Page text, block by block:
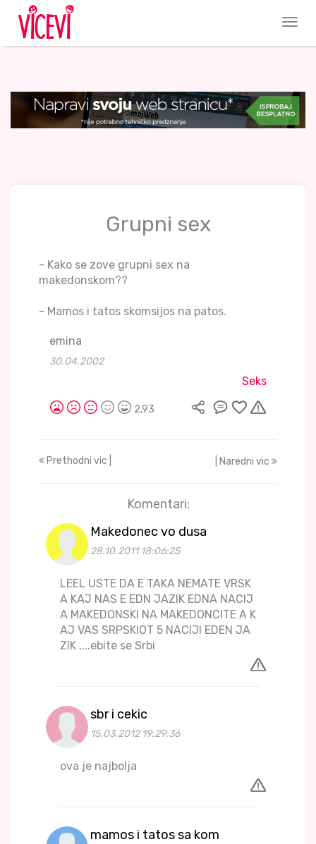
Grupni sex
- Kako se zove grupni sex na
makedonskom??
- Mamos i tatos skomsijos na patos.
emina
30.04.2002
Seks
2,93
Prethodni vic | | Naredni vic
Komentari:
Makedonec vo dusa
28.10.2011 18:06:25
LEEL USTE DA E TAKA NEMATE VRSK
A KAJ NAS E EDN JAZIK EDNA NACIJ
A MAKEDONSKI NA MAKEDONCITE A K
AJ VAS SRPSKIOT 5 NACIJI EDEN JA
ZIK ....ebite se Srbi
sbr i cekic
15.03.2012 19:29:36
ova je najbolja
mamos i tatos sa kom